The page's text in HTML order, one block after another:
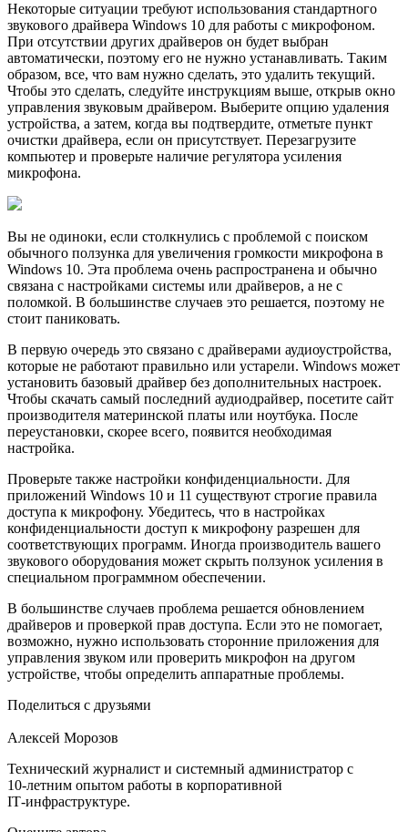
Некоторые ситуации требуют использования стандартного
звукового драйвера Windows 10 для работы с микрофоном.
При отсутствии других драйверов он будет выбран
автоматически, поэтому его не нужно устанавливать. Таким
образом, все, что вам нужно сделать, это удалить текущий.
Чтобы это сделать, следуйте инструкциям выше, открыв окно
управления звуковым драйвером. Выберите опцию удаления
устройства, а затем, когда вы подтвердите, отметьте пункт
очистки драйвера, если он присутствует. Перезагрузите
компьютер и проверьте наличие регулятора усиления
микрофона.
Вы не одиноки, если столкнулись с проблемой с поиском
обычного ползунка для увеличения громкости микрофона в
Windows 10. Эта проблема очень распространена и обычно
связана с настройками системы или драйверов, а не с
поломкой. В большинстве случаев это решается, поэтому не
стоит паниковать.
В первую очередь это связано с драйверами аудиоустройства,
которые не работают правильно или устарели. Windows может
установить базовый драйвер без дополнительных настроек.
Чтобы скачать самый последний аудиодрайвер, посетите сайт
производителя материнской платы или ноутбука. После
переустановки, скорее всего, появится необходимая
настройка.
Проверьте также настройки конфиденциальности. Для
приложений Windows 10 и 11 существуют строгие правила
доступа к микрофону. Убедитесь, что в настройках
конфиденциальности доступ к микрофону разрешен для
соответствующих программ. Иногда производитель вашего
звукового оборудования может скрыть ползунок усиления в
специальном программном обеспечении.
В большинстве случаев проблема решается обновлением
драйверов и проверкой прав доступа. Если это не помогает,
возможно, нужно использовать сторонние приложения для
управления звуком или проверить микрофон на другом
устройстве, чтобы определить аппаратные проблемы.
Поделиться с друзьями
Алексей Морозов
Технический журналист и системный администратор с
10‑летним опытом работы в корпоративной
IT‑инфраструктуре.